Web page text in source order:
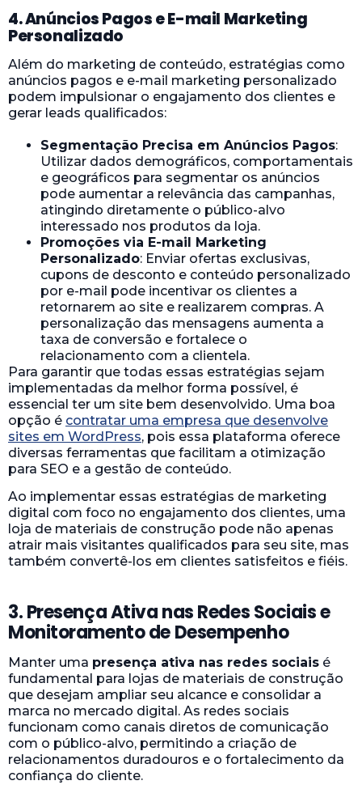
4. Anúncios Pagos e E-mail Marketing
Personalizado
Além do marketing de conteúdo, estratégias como
anúncios pagos e e-mail marketing personalizado
podem impulsionar o engajamento dos clientes e
gerar leads qualificados:
Segmentação Precisa em Anúncios Pagos:
Utilizar dados demográficos, comportamentais
e geográficos para segmentar os anúncios
pode aumentar a relevância das campanhas,
atingindo diretamente o público-alvo
interessado nos produtos da loja.
Promoções via E-mail Marketing
Personalizado: Enviar ofertas exclusivas,
cupons de desconto e conteúdo personalizado
por e-mail pode incentivar os clientes a
retornarem ao site e realizarem compras. A
personalização das mensagens aumenta a
taxa de conversão e fortalece o
relacionamento com a clientela.
Para garantir que todas essas estratégias sejam
implementadas da melhor forma possível, é
essencial ter um site bem desenvolvido. Uma boa
opção é contratar uma empresa que desenvolve
sites em WordPress, pois essa plataforma oferece
diversas ferramentas que facilitam a otimização
para SEO e a gestão de conteúdo.
Ao implementar essas estratégias de marketing
digital com foco no engajamento dos clientes, uma
loja de materiais de construção pode não apenas
atrair mais visitantes qualificados para seu site, mas
também convertê-los em clientes satisfeitos e fiéis.
3. Presença Ativa nas Redes Sociais e
Monitoramento de Desempenho
Manter uma presença ativa nas redes sociais é
fundamental para lojas de materiais de construção
que desejam ampliar seu alcance e consolidar a
marca no mercado digital. As redes sociais
funcionam como canais diretos de comunicação
com o público-alvo, permitindo a criação de
relacionamentos duradouros e o fortalecimento da
confiança do cliente.